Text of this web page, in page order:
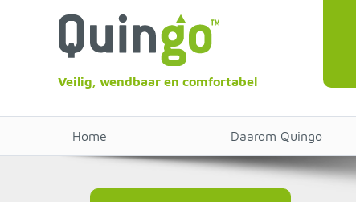
Veilig, wendbaar en comfortabel
Home Daarom Quingo